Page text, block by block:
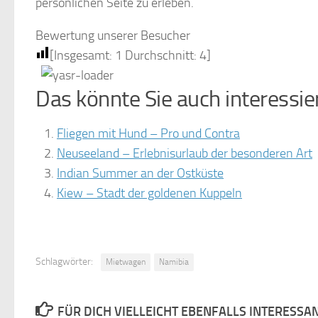
Bewertung unserer Besucher
[Insgesamt: 1 Durchschnitt: 4]
Das könnte Sie auch
Fliegen mit Hund – Pro und Contra
Neuseeland – Erlebnisurlaub der besonderen Art
Indian Summer an der Ostküste
Kiew – Stadt der goldenen Kuppeln
Schlagwörter: Mietwagen Namibia
FÜR DICH VIELLEICHT EBENFALLS